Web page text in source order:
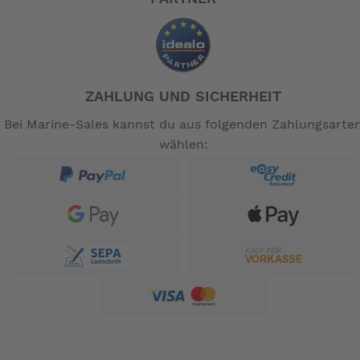
verbessern, führt Honda seine PGM-IG-Technologie in
den BF15 und BF20 ein, ein mikroprozessorgesteuertes
Zündsystem, das die Zündung bei jeder Drehzahl
optimiert. Noch mehr Sicherheit gibt Hondas
Kühltemperatur und Drehzahl.
Neben der vibrationshemmenden Pendelaufhängung
einen Elektrostarter in Kombination mit Automatik-
elektrischer Tilt-Funktion sowie schubstarkem
leichte BF20 der leistungsstärkste tragbare
ZAHLUNG UND SICHERHEIT
Bei Marine-Sales kannst du aus folgenden
wählen: